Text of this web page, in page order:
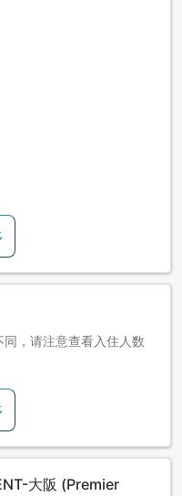
，请注意查看入住人数
大阪 (Premier